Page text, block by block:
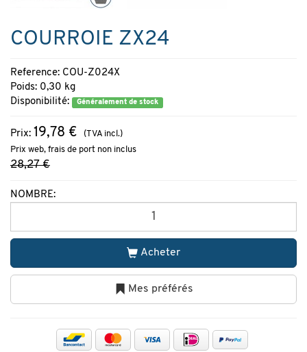
COURROIE ZX24
Reference: COU-Z024X
Poids: 0,30 kg
Disponibilité:
Généralement de stock
Prix: 19,78 €
(TVA incl.)
Prix web, frais de port non inclus
28,27 €
NOMBRE:
Acheter
Mes préférés